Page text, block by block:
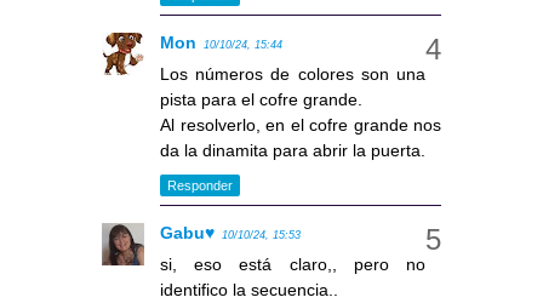
Mon 10/10/24, 15:44
Los números de colores son una
pista para el cofre grande.
Al resolverlo, en el cofre grande nos
da la dinamita para abrir la puerta.
Responder
Gabu♥ 10/10/24, 15:53
si, eso está claro,, pero no
identifico la secuencia..